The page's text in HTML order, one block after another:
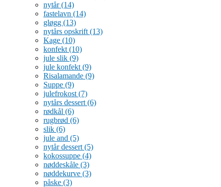
nytår(14)
fastelavn (14)
gløgg (13)
nytårs opskrift (13)
Kage (10)
konfekt (10)
jule slik (9)
jule konfekt (9)
Risalamande (9)
Suppe (9)
julefrokost (7)
nytårs dessert (6)
rødkål (6)
rugbrød (6)
slik (6)
jule and (5)
nytår dessert (5)
kokossuppe (4)
nøddeskåle (3)
nøddekurve (3)
påske (3)